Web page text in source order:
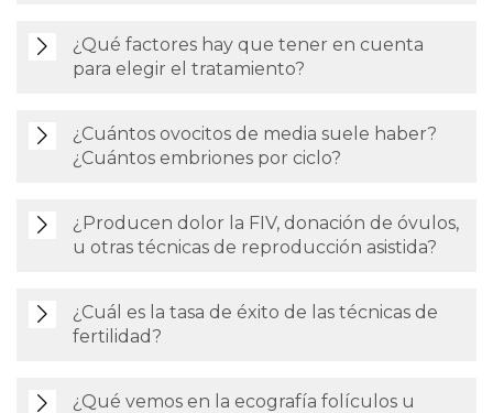
¿Qué factores hay que tener en cuenta
para elegir el tratamiento?
¿Cuántos ovocitos de media suele haber?
¿Cuántos embriones por ciclo?
¿Producen dolor la FIV, donación de óvulos,
u otras técnicas de reproducción asistida?
¿Cuál es la tasa de éxito de las técnicas de
fertilidad?
¿Qué vemos en la ecografía folículos u